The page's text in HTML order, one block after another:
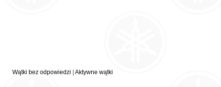
Wątki bez odpowiedzi Aktywne wątki